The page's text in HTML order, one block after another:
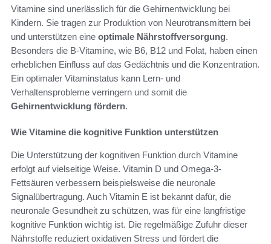
Vitamine sind unerlässlich für die Gehirnentwicklung bei
Kindern. Sie tragen zur Produktion von Neurotransmittern bei
und unterstützen eine optimale Nährstoffversorgung.
Besonders die B-Vitamine, wie B6, B12 und Folat, haben einen
erheblichen Einfluss auf das Gedächtnis und die Konzentration.
Ein optimaler Vitaminstatus kann Lern- und
Verhaltensprobleme verringern und somit die
Gehirnentwicklung fördern.
Wie Vitamine die kognitive Funktion unterstützen
Die Unterstützung der kognitiven Funktion durch Vitamine
erfolgt auf vielseitige Weise. Vitamin D und Omega-3-
Fettsäuren verbessern beispielsweise die neuronale
Signalübertragung. Auch Vitamin E ist bekannt dafür, die
neuronale Gesundheit zu schützen, was für eine langfristige
kognitive Funktion wichtig ist. Die regelmäßige Zufuhr dieser
Nährstoffe reduziert oxidativen Stress und fördert die